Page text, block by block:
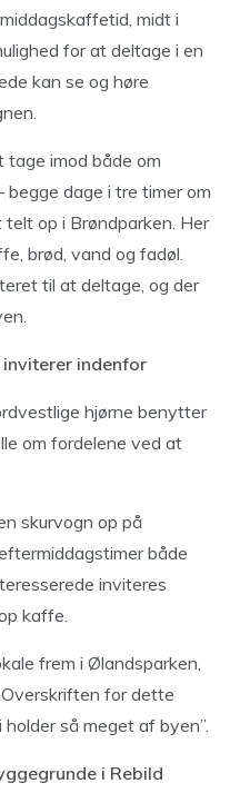
midt i
for at deltage i en
kan se og høre
tage imod både om
begge dage i tre timer om
op i Brøndparken. Her
brød, vand og fadøl.
til at deltage, og der
indenfor
hjørne benytter
om fordelene ved at
skurvogn op på
både
inviteres
kaffe.
frem i Ølandsparken,
for dette
så meget af byen”.
i Rebild